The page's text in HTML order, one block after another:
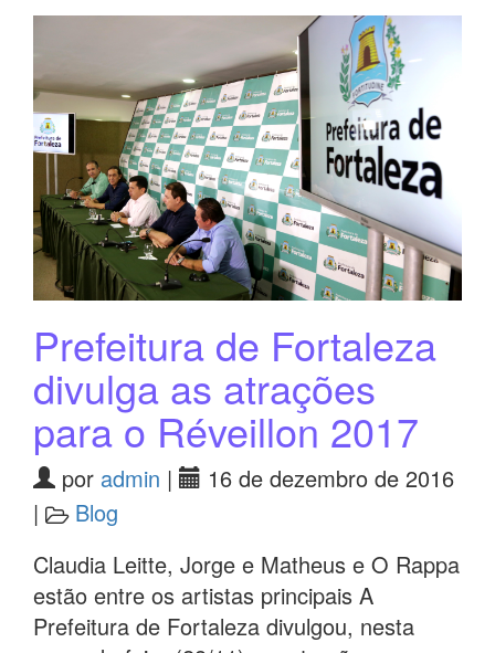
Prefeitura de Fortaleza
divulga as atrações
para o Réveillon 2017
por admin |
16 de dezembro de 2016
|
Blog
Claudia Leitte, Jorge e Matheus e O Rappa
estão entre os artistas principais A
Prefeitura de Fortaleza divulgou, nesta